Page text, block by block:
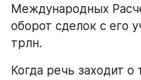
Международных
оборот сделок с его
трлн.
Когда речь заходит